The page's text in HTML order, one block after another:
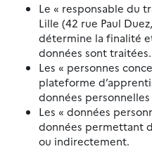
Le « responsable du
Lille (42 rue Paul
détermine la finalité
données sont traitées.
Les « personnes
plateforme
données
Les « données
données permettant
ou indirectement.